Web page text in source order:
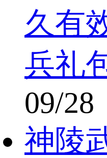
久有
兵礼
09/28
神陵